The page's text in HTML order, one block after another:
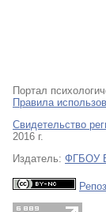
Портал
Правила
Свидетельство
2016 г.
Издатель: ФГБОУ